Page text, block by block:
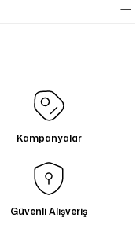
Kampanyalar
Güvenli Alışveriş